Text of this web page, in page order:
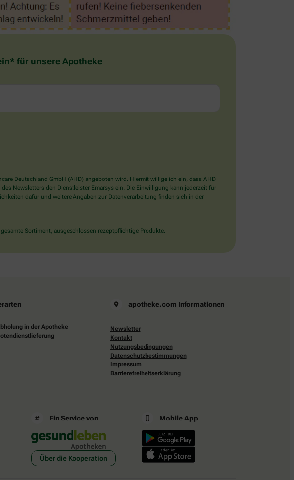
für unsere Apotheke
Deutschland GmbH (AHD) angeboten wird. Hiermit willige ich ein, dass AHD
Newsletters den Dienstleister Emarsys ein. Die Einwilligung kann jederzeit für
dafür und weitere Angaben zur Datenverarbeitung finden sich in der
Sortiment, ausgeschlossen rezeptpflichtige Produkte.
in der Apotheke
apotheke.com Informationen
Newsletter
Kontakt
Nutzungsbedingungen
Datenschutzbestimmungen
Impressum
Barrierefreiheitserklärung
Ein Service von
Über die Kooperation
Mobile App